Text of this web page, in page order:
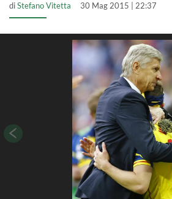
diStefano Vitetta 30 Mag 2015 | 22:37